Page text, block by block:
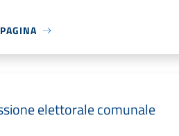
elettorale comunale